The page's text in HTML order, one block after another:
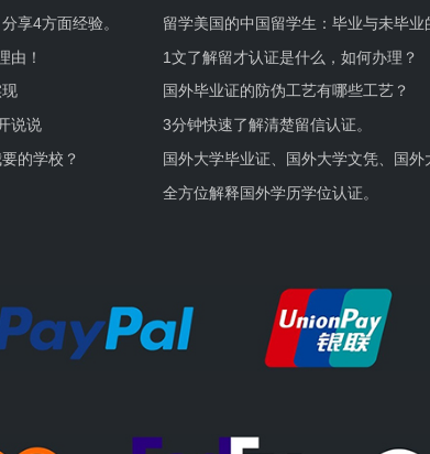
享4方面经验。
由！
说说
的学校？
留学美国的中国留学生：毕业与未毕业
1文了解留才认证是什么，如何办理？
国外毕业证的防伪工艺有哪些工艺？
3分钟快速了解清楚留信认证。
国外大学毕业证、国外大学文凭、国外
全方位解释国外学历学位认证。